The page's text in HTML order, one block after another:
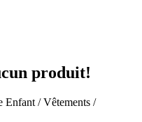
produit!
Enfant / Vêtements /